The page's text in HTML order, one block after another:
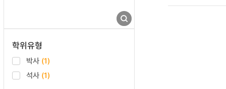
학위유형
박사 (1)
석사 (1)